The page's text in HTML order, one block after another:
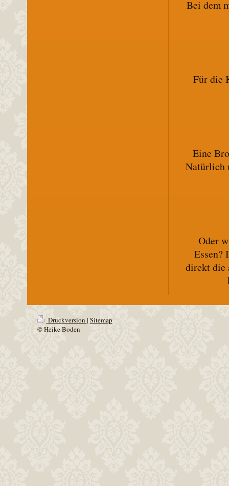
Bei dem
Für die
Eine
Natürlich
Oder
Essen?
direkt die
Druckversion | Sitemap
© Heike Boden